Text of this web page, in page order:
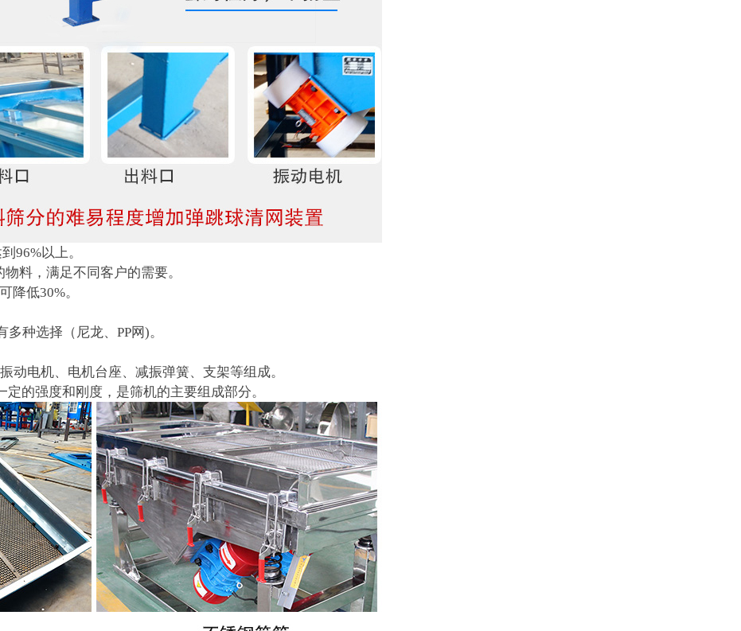
96%以上。
料，满足不同客户的需要。
降低30%。
种选择（尼龙、PP网)。
动电机、电机台座、减振弹簧、支架等组成。
的强度和刚度，是筛机的主要组成部分。